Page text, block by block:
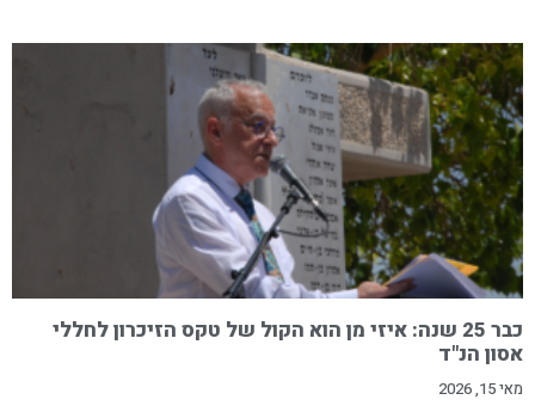
כבר 25 שנה: איזי מן הוא הקול של טקס הזיכרון לחללי
אסון הנ"ד
מאי 15, 2026